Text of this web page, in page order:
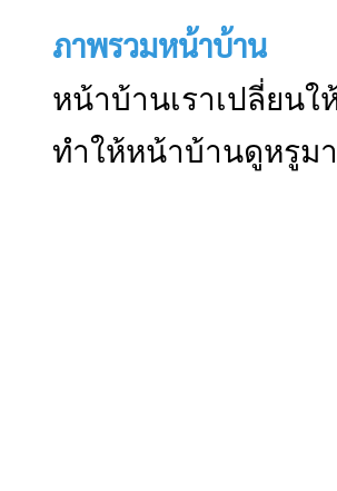
ภาพรวมหน้าบ้าน
หน้าบ้านเราเปลี่ยน
ทำให้หน้าบ้านดูหรูม